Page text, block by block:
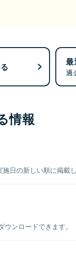
最
過
情報
日の新しい順に掲載し
ンロードできます。